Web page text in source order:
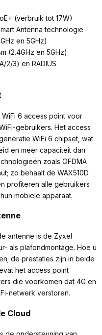
(verbruik tot 17W)
Antenna technologie
en 5GHz)
(2.4GHz en 5GHz)
2/3) en RADIUS
6 access point voor
gebruikers. Het access
WiFi 6 chipset, wat
en meer capaciteit dan
zoals OFDMA
zo behaalt de WAX510D
profiteren alle gebruikers
mobiele apparaat.
antenne is de Zyxel
als plafondmontage. Hoe u
de prestaties zijn in beide
het access point
die voorkomen dat 4G en
netwerk verstoren.
Cloud